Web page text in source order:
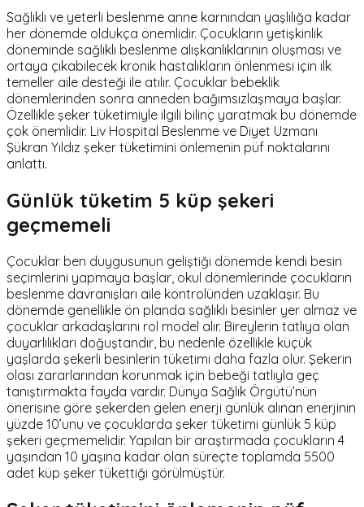
Sağlıklı ve yeterli beslenme anne karnından yaşlılığa kadar
her dönemde oldukça önemlidir. Çocukların yetişkinlik
döneminde sağlıklı beslenme alışkanlıklarının oluşması ve
ortaya çıkabilecek kronik hastalıkların önlenmesi için ilk
temeller aile desteği ile atılır. Çocuklar bebeklik
dönemlerinden sonra anneden bağımsızlaşmaya başlar.
Özellikle şeker tüketimiyle ilgili bilinç yaratmak bu dönemde
çok önemlidir. Liv Hospital Beslenme ve Diyet Uzmanı
Şükran Yıldız şeker tüketimini önlemenin püf noktalarını
anlattı.
Günlük tüketim 5 küp şekeri
geçmemeli
Çocuklar ben duygusunun geliştiği dönemde kendi besin
seçimlerini yapmaya başlar, okul dönemlerinde çocukların
beslenme davranışları aile kontrolünden uzaklaşır. Bu
dönemde genellikle ön planda sağlıklı besinler yer almaz ve
çocuklar arkadaşlarını rol model alır. Bireylerin tatlıya olan
duyarlılıkları doğuştandır, bu nedenle özellikle küçük
yaşlarda şekerli besinlerin tüketimi daha fazla olur. Şekerin
olası zararlarından korunmak için bebeği tatlıyla geç
tanıştırmakta fayda vardır. Dünya Sağlık Örgütü’nün
önerisine göre şekerden gelen enerji günlük alınan enerjinin
yüzde 10’unu ve çocuklarda şeker tüketimi günlük 5 küp
şekeri geçmemelidir. Yapılan bir araştırmada çocukların 4
yaşından 10 yaşına kadar olan süreçte toplamda 5500
adet küp şeker tükettiği görülmüştür.